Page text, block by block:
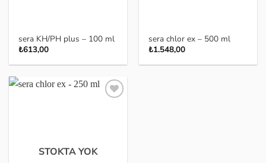
sera KH/PH plus – 100 ml
₺613,00
sera chlor ex – 500 ml
₺1.548,00
STOKTA YOK